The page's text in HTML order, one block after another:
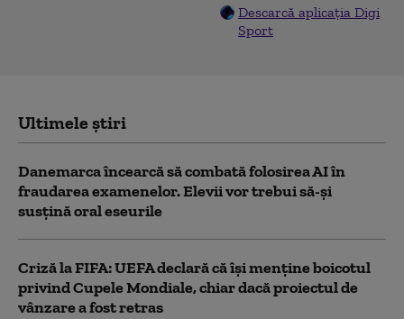
Descarcă aplicația Digi
Sport
Ultimele știri
Danemarca încearcă să combată folosirea AI în
fraudarea examenelor. Elevii vor trebui să-şi
susţină oral eseurile
Criză la FIFA: UEFA declară că îşi menţine boicotul
privind Cupele Mondiale, chiar dacă proiectul de
vânzare a fost retras